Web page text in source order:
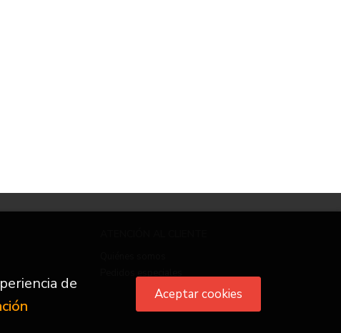
de
Aceptar cookies